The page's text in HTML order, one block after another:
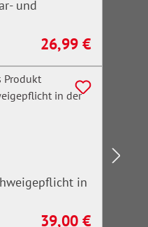
und
Regulärer Preis:
26,99 €
in
Regulärer Preis:
39,00 €